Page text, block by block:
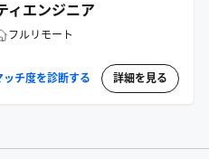
ィエンジニア
フルリモート
ッチ度を診断する 詳細を見る